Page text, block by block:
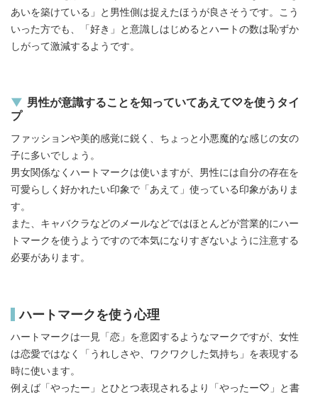
あいを築けている」と男性側は捉えたほうが良さそうです。こう
いった方でも、「好き」と意識しはじめるとハートの数は恥ずか
しがって激減するようです。
男性が意識することを知っていてあえて♡を使うタイ
プ
ファッションや美的感覚に鋭く、ちょっと小悪魔的な感じの女の
子に多いでしょう。
男女関係なくハートマークは使いますが、男性には自分の存在を
可愛らしく好かれたい印象で「あえて」使っている印象がありま
す。
また、キャバクラなどのメールなどではほとんどが営業的にハー
トマークを使うようですので本気になりすぎないように注意する
必要があります。
ハートマークを使う心理
ハートマークは一見「恋」を意図するようなマークですが、女性
は恋愛ではなく「うれしさや、ワクワクした気持ち」を表現する
時に使います。
例えば「やったー」とひとつ表現されるより「やったー♡」と書